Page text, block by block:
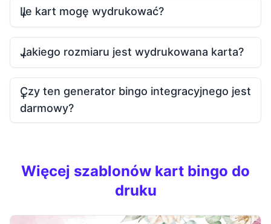
Ile kart mogę wydrukować?
Jakiego rozmiaru jest wydrukowana karta?
Czy ten generator bingo integracyjnego jest
darmowy?
Więcej szablonów kart bingo do
druku